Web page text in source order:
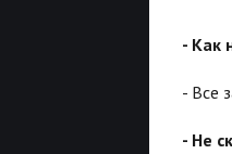
- Как
- Все
- Не